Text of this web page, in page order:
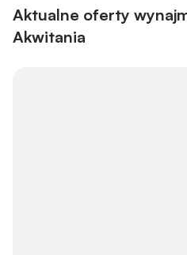
Aktualne oferty
Akwitania